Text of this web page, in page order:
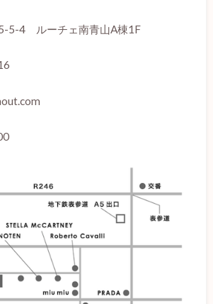
5-4 ルーチェ南青山A棟1F